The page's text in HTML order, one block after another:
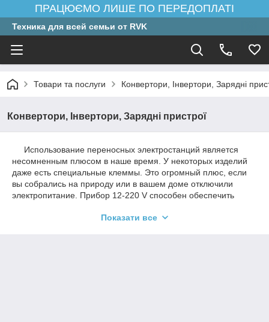
ПРАЦЮЄМО ЛИШЕ ПО ПЕРЕДОПЛАТІ
Техника для всей семьи от RVK
Товари та послуги Конвертори, Інвертори, Зарядні
Конвертори, Інвертори, Зарядні пристрої
Использование переносных электростанций является
несомненным плюсом в наше время. У некоторых изделий
даже есть специальные клеммы. Это огромный плюс, если
вы собрались на природу или в вашем доме отключили
электропитание. Прибор 12-220 V способен обеспечить
инвертора: Предназначением автомобильного инвертора
Показати все